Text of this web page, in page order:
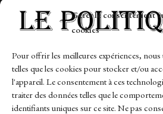
Gérer le consentement
cookies
Pour offrir les meilleures expériences,
telles que les cookies pour stocker et/ou
l'appareil. Le consentement à ces
traiter des données telles que le
identifiants uniques sur ce site. Ne pas
Links
Contact